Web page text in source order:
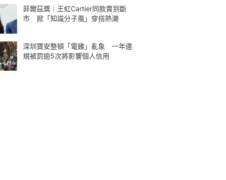
菲爾茲獎｜王虹Cartier同款賣到斷
市 掀「知識分子風」穿搭熱潮
深圳寶安整頓「電雞」亂象 一年違
規被罰逾5次將影響個人信用